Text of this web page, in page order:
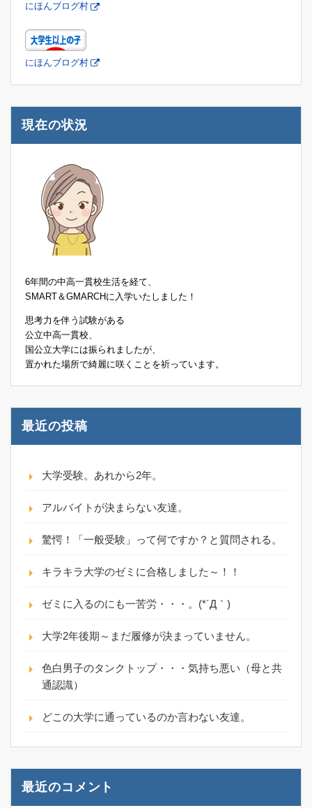
にほんブログ村
にほんブログ村
現在の状況
6年間の中高一貫校生活を経て、
SMART＆GMARCHに入学いたしました！
思考力を伴う試験がある
公立中高一貫校、
国公立大学には振られましたが、
置かれた場所で綺麗に咲くことを祈っています。
最近の投稿
大学受験。あれから2年。
アルバイトが決まらない友達。
驚愕！「一般受験」って何ですか？と質問される。
キラキラ大学のゼミに合格しました～！！
ゼミに入るのにも一苦労・・・。(*´Д｀)
大学2年後期～まだ履修が決まっていません。
色白男子のタンクトップ・・・気持ち悪い（母と共
通認識）
どこの大学に通っているのか言わない友達。
最近のコメント